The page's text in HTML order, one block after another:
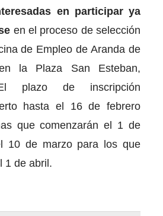
en participar ya
en el proceso de selección
de Empleo de Aranda de
la Plaza San Esteban,
plazo de inscripción
hasta el 16 de febrero
que comenzarán el 1 de
10 de marzo para los que
1 de abril.